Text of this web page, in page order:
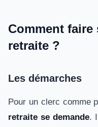
Comment faire
retraite ?
Les démarches
Pour un clerc comme
retraite se demande.